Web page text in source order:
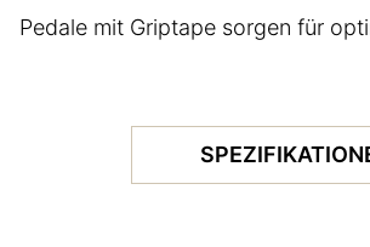
Pedale mit Griptape sorgen für